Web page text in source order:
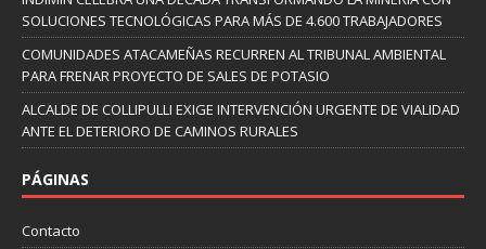
SOLUCIONES TECNOLÓGICAS PARA MÁS DE 4.600 TRABAJADORES
COMUNIDADES ATACAMEÑAS RECURREN AL TRIBUNAL AMBIENTAL
PARA FRENAR PROYECTO DE SALES DE POTASIO
ALCALDE DE COLLIPULLI EXIGE INTERVENCIÓN URGENTE DE VIALIDAD
ANTE EL DETERIORO DE CAMINOS RURALES
PÁGINAS
Contacto